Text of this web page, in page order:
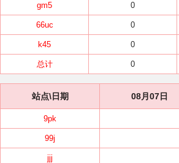
gm5 0
66uc 0
k45 0
总计 0
站点\日期 08月07日
9pk
99j
jjj